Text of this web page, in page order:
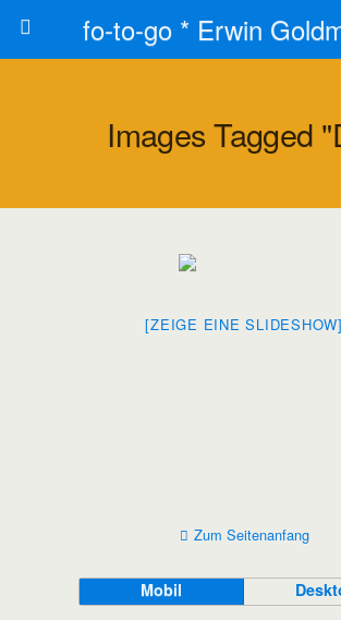
fo-to-go * Erwin
Images Tagged
[ZEIGE EINE SLIDESHOW]
Zum Seitenanfang
Mobil